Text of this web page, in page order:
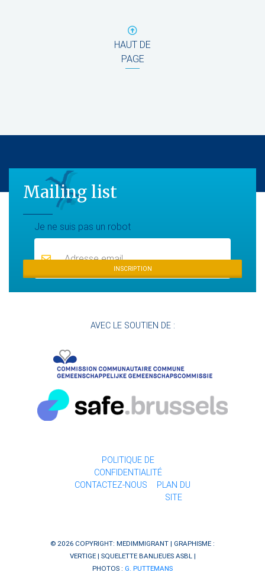
HAUT DE
PAGE
Mailing list
Je ne suis pas un robotMailing list
INSCRIPTION
AVEC LE SOUTIEN DE :
POLITIQUE DE
CONFIDENTIALITÉ
CONTACTEZ-NOUS
PLAN DU
SITE
© 2026 COPYRIGHT: MEDIMMIGRANT | GRAPHISME :
VERTIGE| SQUELETTE BANLIEUES ASBL|
PHOTOS : G. PUTTEMANS